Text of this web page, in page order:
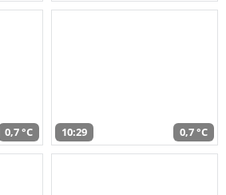
0,7 °C 10:29 0,7 °C